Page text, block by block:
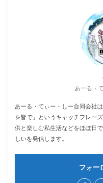
あーる・
あーる・てぃー・しー合同会社
を皆で」というキャッチフレー
供と楽しむ私生活などをほぼ日
しいを発信します。
フォー